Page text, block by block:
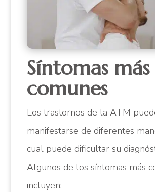
Síntomas más
comunes
Los trastornos de la ATM
manifestarse de diferentes
cual puede dificultar su
Algunos de los síntomas más
incluyen: